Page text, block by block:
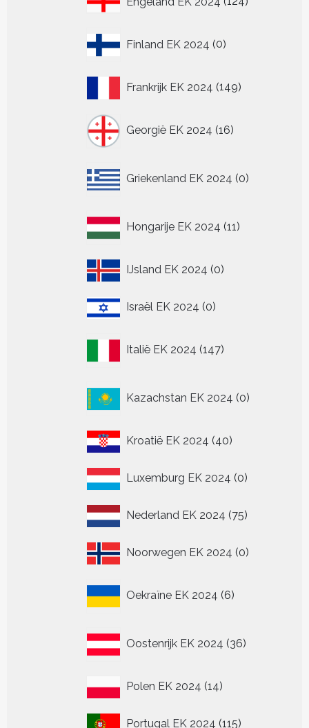
Finland EK 2024 0
producten
Frankrijk EK 2024 149149
Georgië EK 2024 16
producten
Griekenland EK 2024 0
producten
Hongarije EK 2024 11
producten
IJsland EK 2024 00
Israël EK 2024 00
Italië EK 2024 147
producten
Kazachstan EK 2024 0
producten
Kroatië EK 2024 4040
Luxemburg EK 2024 00
Nederland EK 2024 7575
Noorwegen EK 2024 00
Oekraïne EK 2024 6
producten
Oostenrijk EK 2024 36
producten
Polen EK 2024 1414
Portugal EK 2024 115115